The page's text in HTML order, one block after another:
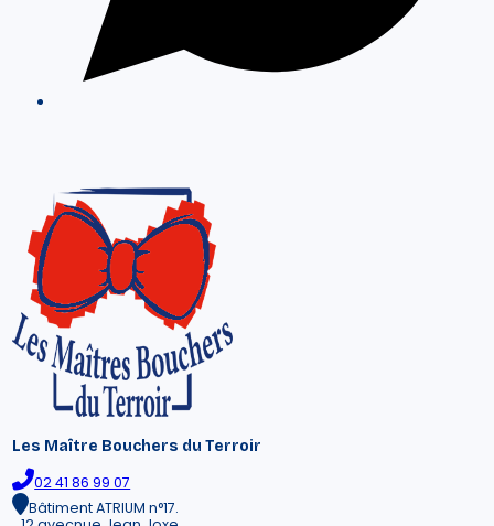
Les Maître Bouchers du Terroir
02 41 86 99 07
Bâtiment ATRIUM n°17.